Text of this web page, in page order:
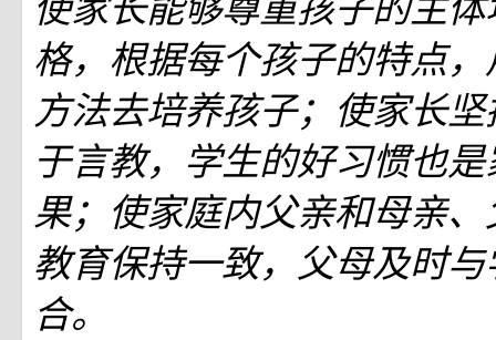
格，根据每个孩子的特点
方法去培养孩子；使家长
于言教，学生的好习惯也
果；使家庭内父亲和母亲
教育保持一致，父母及时
合。